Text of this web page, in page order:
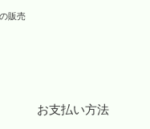
販売
お支払い方法